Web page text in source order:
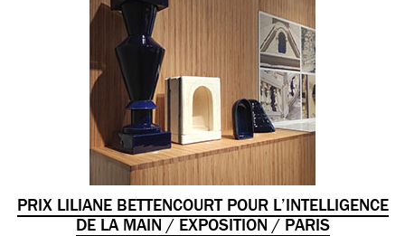
PRIX LILIANE BETTENCOURT POUR L’INTELLIGENCE
DE LA MAIN / EXPOSITION / PARIS